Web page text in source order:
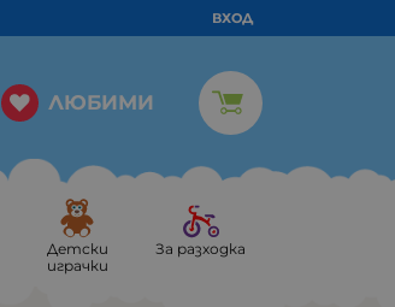
ВХОД
ЛЮБИМИ
Детски
играчки
За разходка